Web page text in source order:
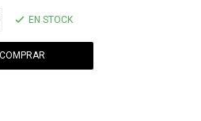
EN STOCK